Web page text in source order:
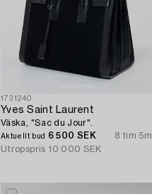
1731240
Yves Saint Laurent
Väska, "Sac du Jour".
Aktuellt bud 6 500 SEK
8 tim 5m
Utropspris 10 000 SEK